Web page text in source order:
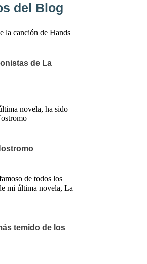
del Blog
de La
temido de los